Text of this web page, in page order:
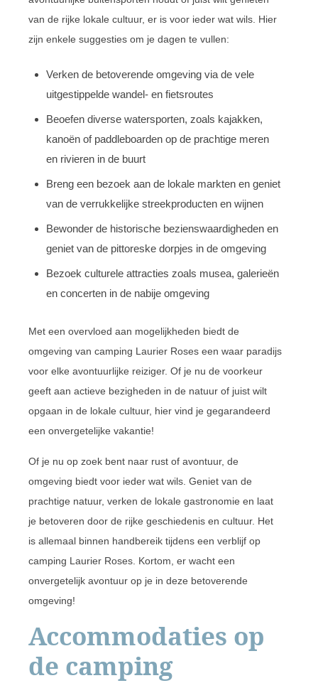
van de rijke lokale cultuur, er is voor ieder wat wils. Hier
zijn enkele suggesties om je dagen te vullen:
Verken de betoverende omgeving via de vele
uitgestippelde wandel- en fietsroutes
Beoefen diverse watersporten, zoals kajakken,
kanoën of paddleboarden op de prachtige meren
en rivieren in de buurt
Breng een bezoek aan de lokale markten en geniet
van de verrukkelijke streekproducten en wijnen
Bewonder de historische bezienswaardigheden en
geniet van de pittoreske dorpjes in de omgeving
Bezoek culturele attracties zoals musea, galerieën
en concerten in de nabije omgeving
Met een overvloed aan mogelijkheden biedt de
omgeving van camping Laurier Roses een waar paradijs
voor elke avontuurlijke reiziger. Of je nu de voorkeur
geeft aan actieve bezigheden in de natuur of juist wilt
opgaan in de lokale cultuur, hier vind je gegarandeerd
een onvergetelijke vakantie!
Of je nu op zoek bent naar rust of avontuur, de
omgeving biedt voor ieder wat wils. Geniet van de
prachtige natuur, verken de lokale gastronomie en laat
je betoveren door de rijke geschiedenis en cultuur. Het
is allemaal binnen handbereik tijdens een verblijf op
camping Laurier Roses. Kortom, er wacht een
onvergetelijk avontuur op je in deze betoverende
omgeving!
Accommodaties op
de camping